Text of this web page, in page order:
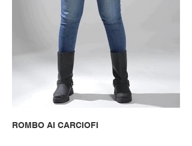
ROMBO AI CARCIOFI